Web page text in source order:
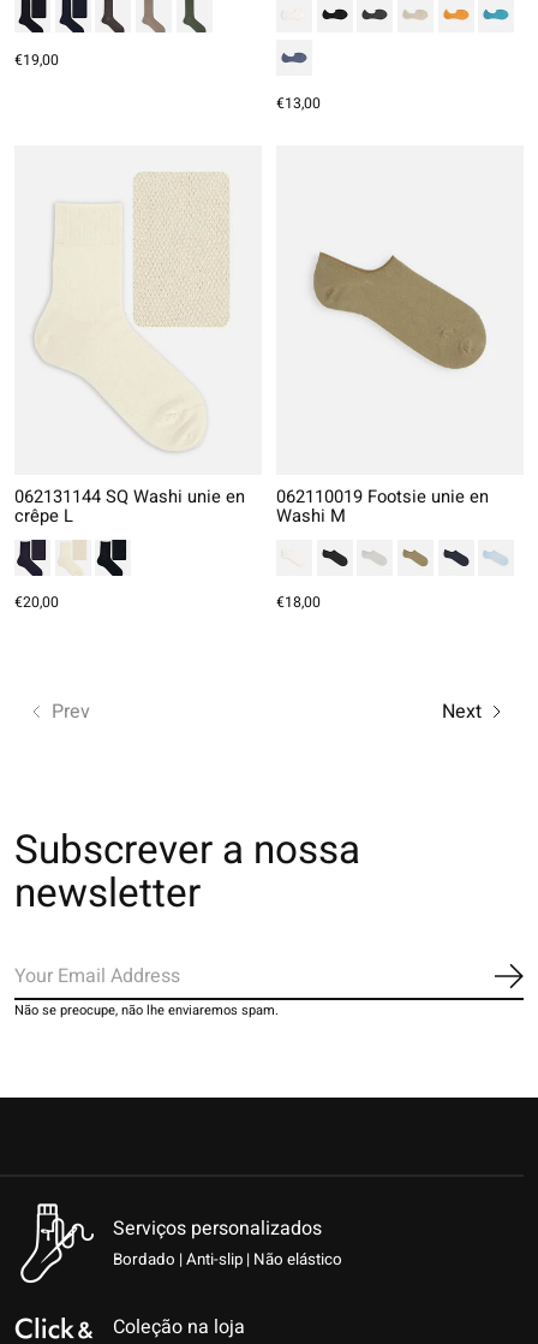
€19,00
€13,00
062131144 SQ Washi unie en
crêpe L
€20,00
062110019 Footsie unie en
Washi M
€18,00
Prev Next
Subscrever a nossa
newsletter
Não se preocupe, não lhe enviaremos spam.
Serviços personalizados
Bordado | Anti-slip | Não elástico
Coleção na loja